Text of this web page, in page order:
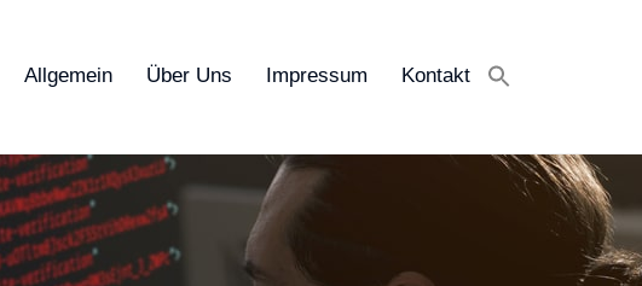
Allgemein Über Uns Impressum Kontakt